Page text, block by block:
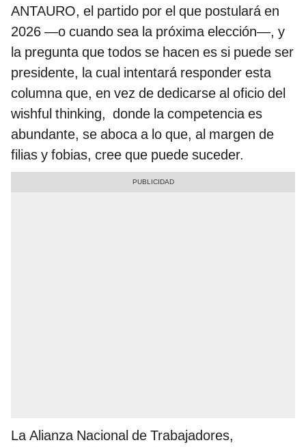
ANTAURO, el partido por el que postulará en
2026 —o cuando sea la próxima elección—, y
la pregunta que todos se hacen es si puede ser
presidente, la cual intentará responder esta
columna que, en vez de dedicarse al oficio del
wishful thinking, donde la competencia es
abundante, se aboca a lo que, al margen de
filias y fobias, cree que puede suceder.
La Alianza Nacional de Trabajadores,